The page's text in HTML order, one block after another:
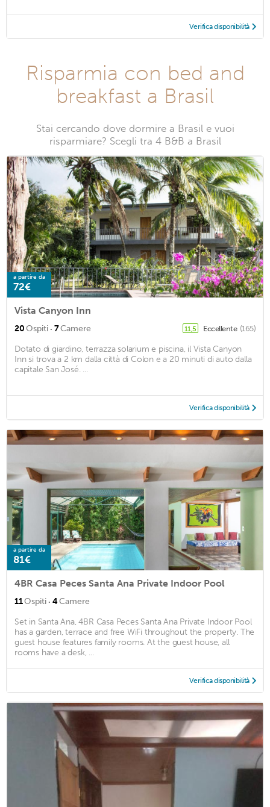
Verifica disponibilità
Risparmia con bed and
breakfast a Brasil
Stai cercando dove dormire a Brasil e vuoi
risparmiare? Scegli tra 4 B&B a Brasil
a partire da
72€
Vista Canyon Inn
20Ospiti · 7Camere 11,5 Eccellente (165)
Dotato di giardino, terrazza solarium e piscina, il Vista Canyon
Inn si trova a 2 km dalla città di Colon e a 20 minuti di auto dalla
capitale San José. ...
Verifica disponibilità
a partire da
81€
4BR Casa Peces Santa Ana Private Indoor Pool
11Ospiti · 4Camere
Set in Santa Ana, 4BR Casa Peces Santa Ana Private Indoor Pool
has a garden, terrace and free WiFi throughout the property. The
guest house features family rooms. At the guest house, all
rooms have a desk, ...
Verifica disponibilità